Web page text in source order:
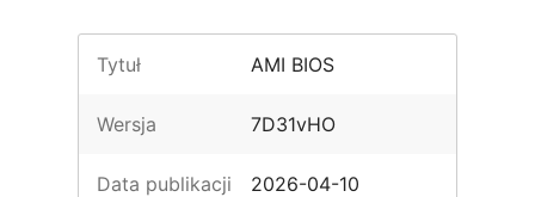
Tytuł AMI BIOS
Wersja 7D31vHO
Data publikacji 2026-04-10